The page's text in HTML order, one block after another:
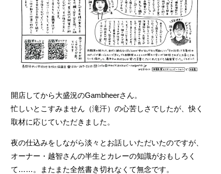
開店してから大盛況のGambheerさん。
忙しいとこすみません（滝汗）の心苦しさでしたが、快く
取材に応じていただきました。
夜の仕込みをしながら淡々とお話しいただいたのですが、
オーナー・越智さんの半生とカレーの知識がおもしろく
て……。またまた全然書き切れなくて無念です。